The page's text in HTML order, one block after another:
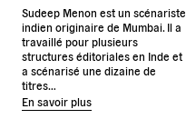
Sudeep Menon est un scénariste
indien originaire de Mumbai. Il a
travaillé pour plusieurs
structures éditoriales en Inde et
a scénarisé une dizaine de
titres…
En savoir plus